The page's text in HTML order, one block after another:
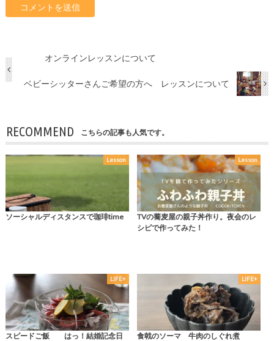
オンラインレッスンについて
ベビーシッターさんご希望の方へ レッスンについて
RECOMMEND こちらの記事も人気です。
Lesson
ソーシャルディスタンスで珈琲time
Lesson
TVの蕎麦屋の親子丼作り。夜会のレ
シピで作ってみた！
LIFE+
スピードご飯 はっ！結婚記念日
LIFE+
食戟のソーマ 牛肉のしぐれ煮